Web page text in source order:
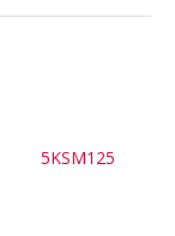
5KSM125